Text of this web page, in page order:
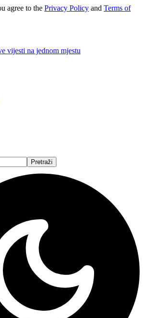
agree to the Privacy Policy and Terms of
vijesti na jednom mjestu